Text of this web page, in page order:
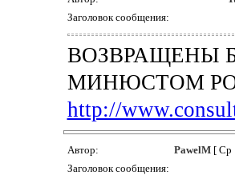
Заголовок сообщения:
ВОЗВРАЩЕНЫ
МИНЮСТОМ
http://
Автор: PawelM[ Ср
Заголовок сообщения: